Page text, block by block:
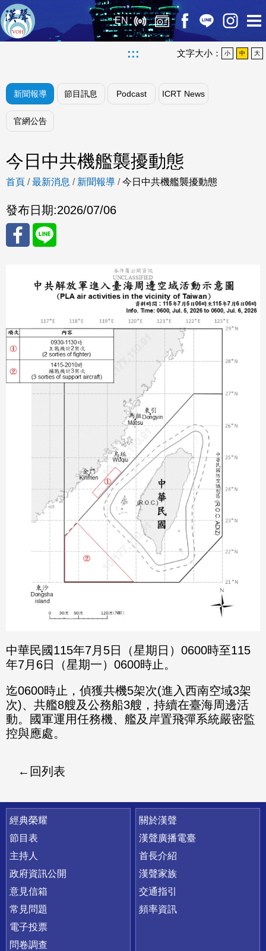
EN
::: 文字大小： 小 中 大
新聞報導 節目訊息 Podcast ICRT News
官網公告
今日中共機艦襲擾動態
首頁 /最新消息 / 新聞報導 /今日中共機艦襲擾動態
發布日期:2026/07/06
eBo
ok
至
中華民國115年7月5日（星期日）0600時至115
年7月6日（星期一）0600時止。
迄0600時止，偵獲共機5架次(進入西南空域3架
次)、共艦8艘及公務船3艘，持續在臺海周邊活
動。國軍運用任務機、艦及岸置飛彈系統嚴密監
控與應處。
回列表
快速連結
經典榮耀
節目表
主持人
政府資訊公開
意見信箱
常見問題
電子投票
問卷調查
關於漢聲
漢聲廣播電臺
首長介紹
漢聲家族
交通指引
頻率資訊